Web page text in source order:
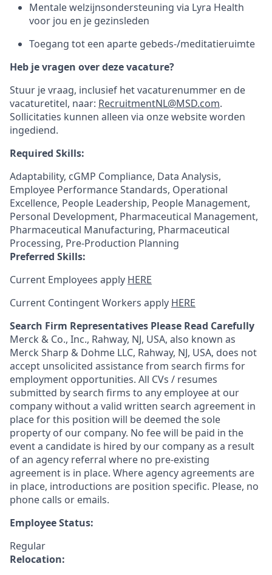
Mentale welzijnsondersteuning via Lyra Health
voor jou en je gezinsleden
Toegang tot een aparte gebeds-/meditatieruimte
Heb je vragen over deze vacature?
Stuur je vraag, inclusief het vacaturenummer en de
vacaturetitel, naar: RecruitmentNL@MSD.com.
Sollicitaties kunnen alleen via onze website worden
ingediend.
Required Skills:
Adaptability, cGMP Compliance, Data Analysis,
Employee Performance Standards, Operational
Excellence, People Leadership, People Management,
Personal Development, Pharmaceutical Management,
Pharmaceutical Manufacturing, Pharmaceutical
Processing, Pre-Production Planning
Preferred Skills:
Current Employees apply HERE
Current Contingent Workers apply HERE
Search Firm Representatives Please Read Carefully
Merck & Co., Inc., Rahway, NJ, USA, also known as
Merck Sharp & Dohme LLC, Rahway, NJ, USA, does not
accept unsolicited assistance from search firms for
employment opportunities. All CVs / resumes
submitted by search firms to any employee at our
company without a valid written search agreement in
place for this position will be deemed the sole
property of our company. No fee will be paid in the
event a candidate is hired by our company as a result
of an agency referral where no pre-existing
agreement is in place. Where agency agreements are
in place, introductions are position specific. Please, no
phone calls or emails.
Employee Status:
Regular
Relocation: